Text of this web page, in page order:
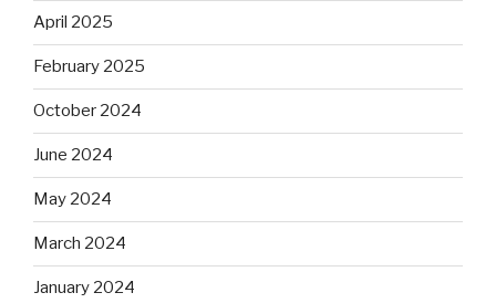
April 2025
February 2025
October 2024
June 2024
May 2024
March 2024
January 2024